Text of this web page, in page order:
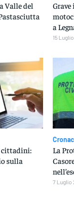
Valle del
Grave
a
15
cittadini:
sulla
La
7 Luglio